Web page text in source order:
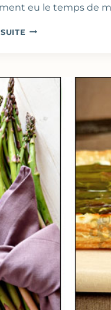
eu le temps de
TARTE
FROMAGE
CHÈVRE
&
ANCHOIS